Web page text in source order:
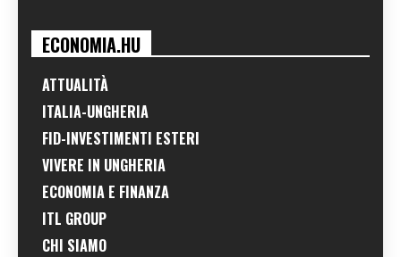
ECONOMIA.HU
ATTUALITÀ
ITALIA-UNGHERIA
FID-INVESTIMENTI ESTERI
VIVERE IN UNGHERIA
ECONOMIA E FINANZA
ITL GROUP
CHI SIAMO